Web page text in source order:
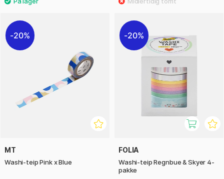
20%
MT
Washi-teip Pink x Blue
20%
FOLIA
Washi-teip Regnbue & Skyer 4-
pakke